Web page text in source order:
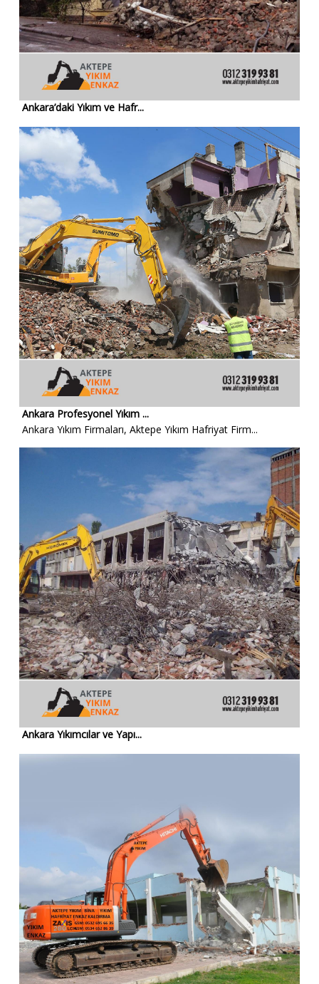
Ankara’daki Yıkım ve Hafr...
Ankara Profesyonel Yıkım ...
Ankara Yıkım Firmaları, Aktepe Yıkım Hafriyat Firm...
Ankara Yıkımcılar ve Yapı...